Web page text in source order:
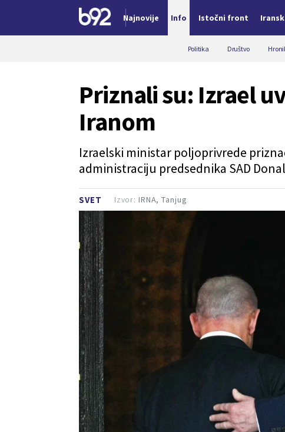
Najnovije Info Istočni front
Politika Društvo
SVET
Priznali su: Izrael
Iranom
Izraelski ministar poljoprivrede
administraciju predsednika SAD
Izvor: IRNA, Tanjug